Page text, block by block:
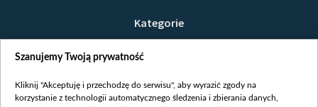
Kategorie
Opinie
Białoruś / Polska
Szanujemy Twoją prywatność
Kliknij "Akceptuję i przechodzę do serwisu", aby wyrazić zgody na
korzystanie z technologii automatycznego śledzenia i zbierania danych,